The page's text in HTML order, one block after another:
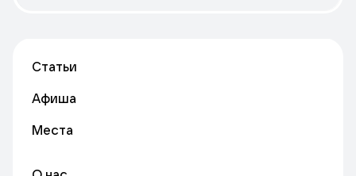
Статьи
Афиша
Места